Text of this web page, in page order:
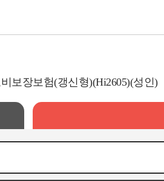
보장보험(갱신형)(Hi2605)(성인)